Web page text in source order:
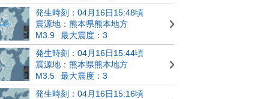
発生時刻：04月16日15:48頃
震源地：熊本県熊本地方
M3.9
最大震度：3
発生時刻：04月16日15:44頃
震源地：熊本県熊本地方
M3.5
最大震度：3
発生時刻：04月16日15:16頃